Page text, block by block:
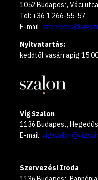
1052 Budapest, Váci
Tel: +36 1 266-55-57
E-mail:
Nyitvatartás:
keddtől vasárnapig
Víg Szalon
1136 Budapest,
E-mail:
Szervezési Iroda